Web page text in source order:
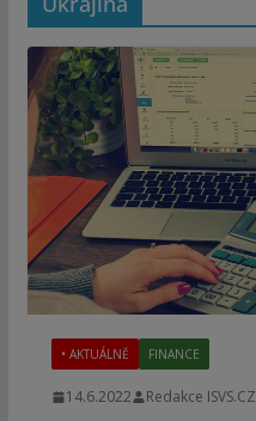
• AKTUÁLNĚ FINANCE
14.6.2022 Redakce ISVS.CZ